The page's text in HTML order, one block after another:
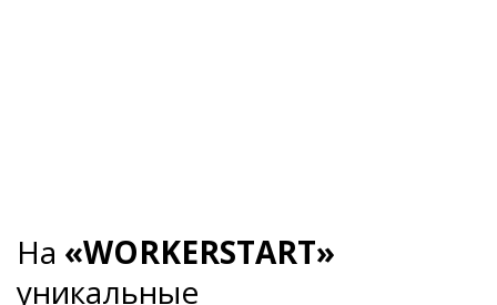
На «WORKERSTART»
уникальные